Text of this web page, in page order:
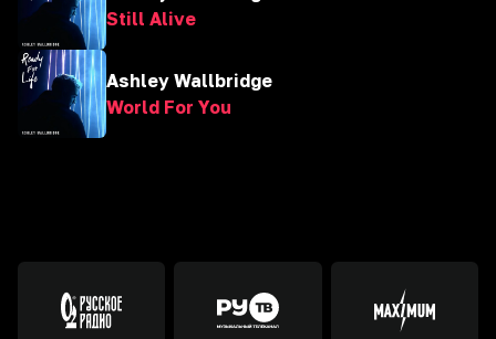
Still Alive
Ashley Wallbridge
World For You